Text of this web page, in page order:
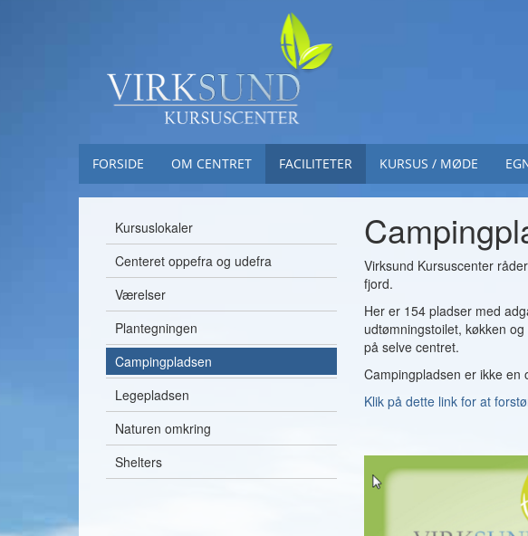
FORSIDE OM CENTRET FACILITETER KURSUS / MØDE
Kursuslokaler
Centeret oppefra og udefra
Værelser
Plantegningen
Campingpladsen
Legepladsen
Naturen omkring
Shelters
Virksund Kursuscenter
fjord.
Her er 154 pladser med
udtømningstoilet, køkken
på selve centret.
Campingpladsen er ikke en
Klik på dette link for at